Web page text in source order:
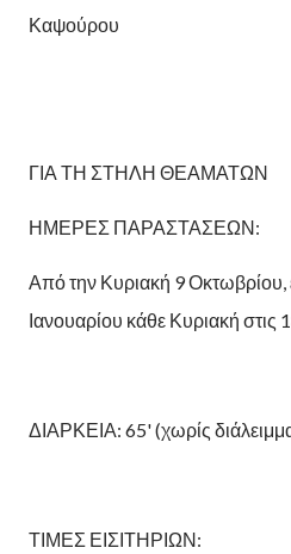
Καψούρου
ΓΙΑ ΤΗ ΣΤΗΛΗ ΘΕΑΜΑΤΩΝ
ΗΜΕΡΕΣ ΠΑΡΑΣΤΑΣΕΩΝ:
Από την Κυριακή 9 Οκτωβρίου,
Ιανουαρίου κάθε Κυριακή στις
ΔΙΑΡΚΕΙΑ: 65' (χωρίς
ΤΙΜΕΣ ΕΙΣΙΤΗΡΙΩΝ: